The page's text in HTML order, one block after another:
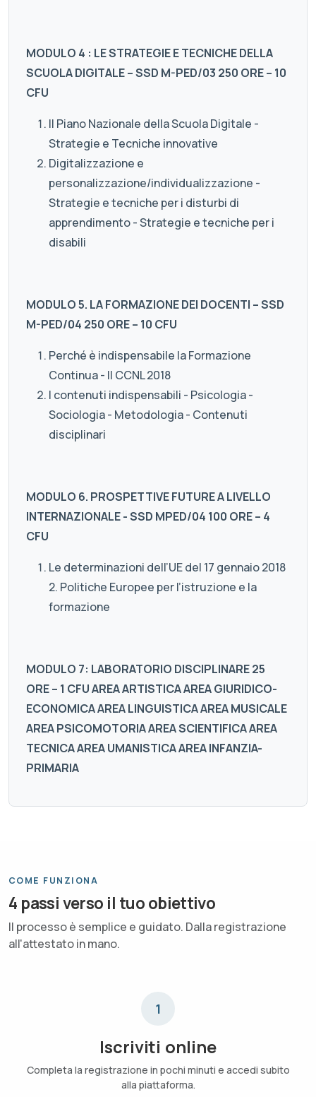
MODULO 4 : LE STRATEGIE E TECNICHE DELLA
SCUOLA DIGITALE – SSD M-PED/03 250 ORE – 10
CFU
Il Piano Nazionale della Scuola Digitale -
Strategie e Tecniche innovative
Digitalizzazione e
personalizzazione/individualizzazione -
Strategie e tecniche per i disturbi di
apprendimento - Strategie e tecniche per i
disabili
MODULO 5. LA FORMAZIONE DEI DOCENTI – SSD
M-PED/04 250 ORE – 10 CFU
Perché è indispensabile la Formazione
Continua - Il CCNL 2018
I contenuti indispensabili - Psicologia -
Sociologia - Metodologia - Contenuti
disciplinari
MODULO 6. PROSPETTIVE FUTURE A LIVELLO
INTERNAZIONALE - SSD MPED/04 100 ORE – 4
CFU
Le determinazioni dell’UE del 17 gennaio 2018
2. Politiche Europee per l’istruzione e la
formazione
MODULO 7: LABORATORIO DISCIPLINARE 25
ORE – 1 CFU AREA ARTISTICA AREA GIURIDICO-
ECONOMICA AREA LINGUISTICA AREA MUSICALE
AREA PSICOMOTORIA AREA SCIENTIFICA AREA
TECNICA AREA UMANISTICA AREA INFANZIA-
PRIMARIA
COME FUNZIONA
4 passi verso il tuo obiettivo
Il processo è semplice e guidato. Dalla registrazione
all'attestato in mano.
1
Iscriviti online
Completa la registrazione in pochi minuti e accedi subito
alla piattaforma.